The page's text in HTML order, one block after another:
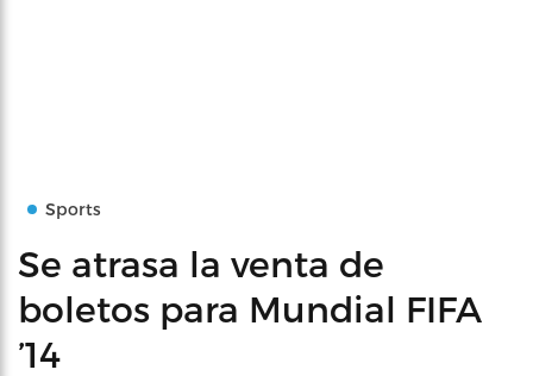
Sports
Se atrasa la venta de
boletos para Mundial FIFA
’14